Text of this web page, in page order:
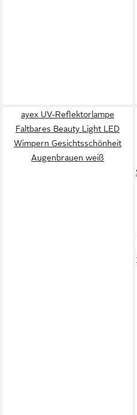
ayex UV-Reflektorlampe
Faltbares Beauty Light LED
Wimpern Gesichtsschönheit
Augenbrauen weiß